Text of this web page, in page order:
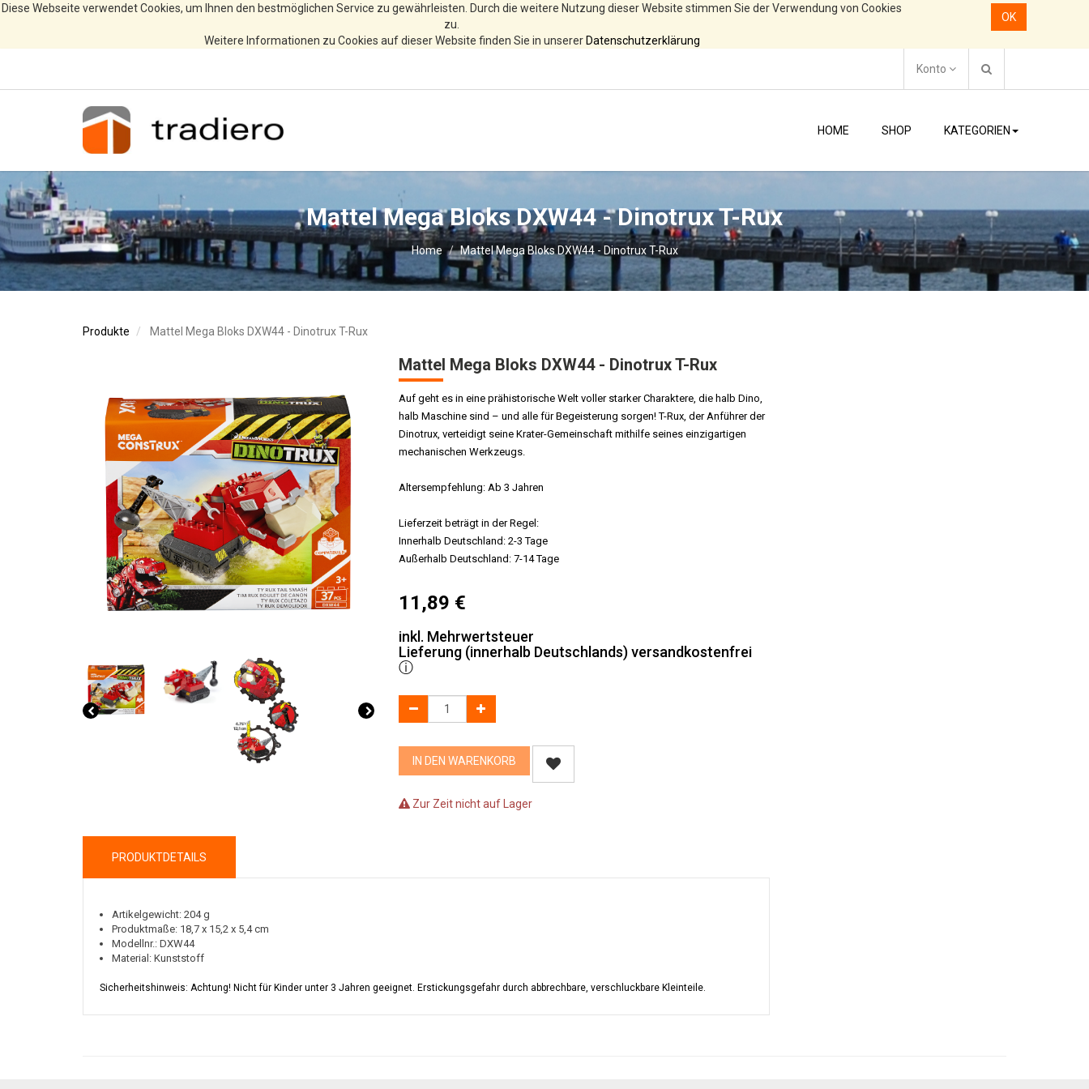
Diese Webseite verwendet Cookies, um Ihnen den bestmöglichen Service zu gewährleisten. Durch die weitere Nutzung dieser Website stimmen Sie der Verwendung von Cookies
zu.
Weitere Informationen zu Cookies auf dieser Website finden Sie in unserer Datenschutzerklärung
OK
Konto
HOME SHOP KATEGORIEN
Mattel Mega Bloks DXW44 - Dinotrux T-Rux
Home Mattel Mega Bloks DXW44 - Dinotrux T-Rux
Produkte Mattel Mega Bloks DXW44 - Dinotrux T-Rux
Mattel Mega Bloks DXW44 - Dinotrux T-Rux
Auf geht es in eine prähistorische Welt voller starker Charaktere, die halb Dino,
halb Maschine sind – und alle für Begeisterung sorgen! T-Rux, der Anführer der
Dinotrux, verteidigt seine Krater-Gemeinschaft mithilfe seines einzigartigen
mechanischen Werkzeugs.
Altersempfehlung: Ab 3 Jahren
Lieferzeit beträgt in der Regel:
Innerhalb Deutschland: 2-3 Tage
Außerhalb Deutschland: 7-14 Tage
11,89 €
inkl. Mehrwertsteuer
Lieferung (innerhalb Deutschlands) versandkostenfrei
ⓘ
IN DEN WARENKORB
Zur Zeit nicht auf Lager
PRODUKTDETAILS
Artikelgewicht: 204 g
Produktmaße: 18,7 x 15,2 x 5,4 cm
Modellnr.: DXW44
Material: Kunststoff
Sicherheitshinweis: Achtung! Nicht für Kinder unter 3 Jahren geeignet. Erstickungsgefahr durch abbrechbare, verschluckbare Kleinteile.